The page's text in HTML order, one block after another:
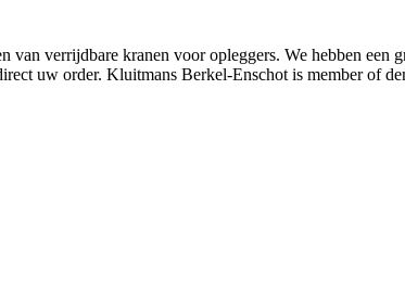
verrijdbare kranen voor opleggers. We hebben een
uw order. Kluitmans Berkel-Enschot is member of